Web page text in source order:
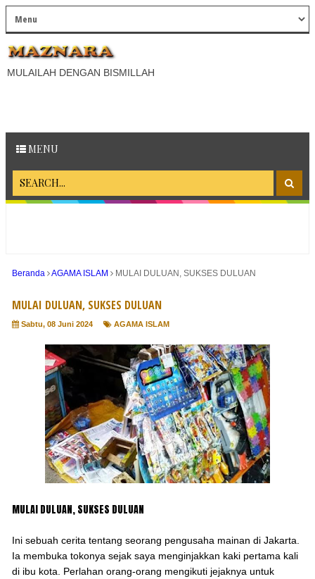
MULAILAH DENGAN BISMILLAH
MENU
Beranda AGAMA ISLAM MULAI DULUAN, SUKSES DULUAN
MULAI DULUAN, SUKSES DULUAN
Sabtu, 08 Juni 2024 AGAMA ISLAM
MULAI DULUAN, SUKSES DULUAN
Ini sebuah cerita tentang seorang pengusaha mainan di Jakarta.
Ia membuka tokonya sejak saya menginjakkan kaki pertama kali
di ibu kota. Perlahan orang-orang mengikuti jejaknya untuk